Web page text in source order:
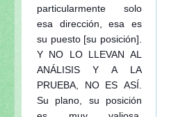
particularmente solo
esa dirección, esa es
su puesto [su posición].
Y NO LO LLEVAN AL
ANÁLISIS Y A LA
PRUEBA, NO ES ASÍ.
Su plano, su posición